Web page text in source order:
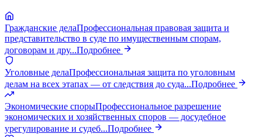
Гражданские делаПрофессиональная правовая защита и
представительство в суде по имущественным спорам,
договорам и дру...Подробнее
Уголовные делаПрофессиональная защита по уголовным
делам на всех этапах — от следствия до суда...Подробнее
Экономические спорыПрофессиональное разрешение
экономических и хозяйственных споров — досудебное
урегулирование и судеб...Подробнее